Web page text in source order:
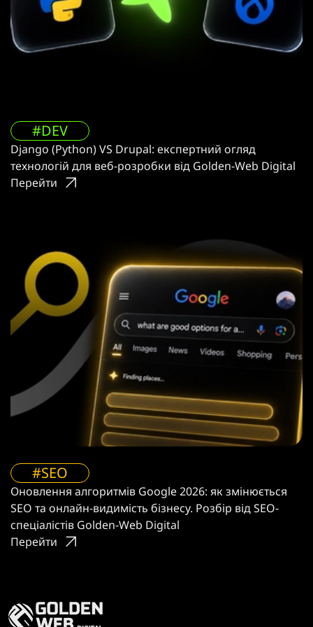
#DEV
Django (Python) VS Drupal: експертний огляд
технологій для веб-розробки від Golden-Web Digital
Перейти
#SEO
Оновлення алгоритмів Google 2026: як змінюється
SEO та онлайн-видимість бізнесу. Розбір від SEO-
спеціалістів Golden-Web Digital
Перейти